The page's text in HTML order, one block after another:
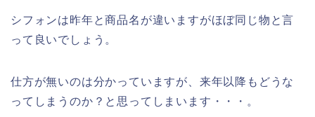
シフォンは昨年と商品名が違いますがほぼ同じ物と言
って良いでしょう。
仕方が無いのは分かっていますが、来年以降もどうな
ってしまうのか？と思ってしまいます・・・。